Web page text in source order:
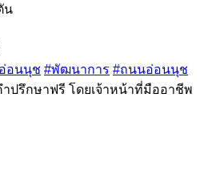
น
อนนุช #พัฒนาการ #ถนนอ่อนนุช
ปรึกษาฟรี โดยเจ้าหน้าที่มืออาชีพ